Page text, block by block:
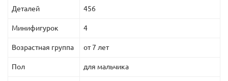
Деталей 456
Минифигурок 4
Возрастная группа от 7 лет
Пол для мальчика